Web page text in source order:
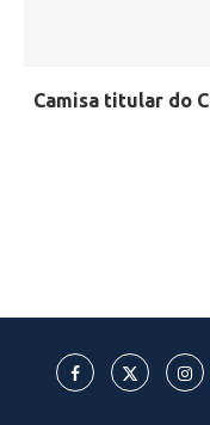
Camisa titular do